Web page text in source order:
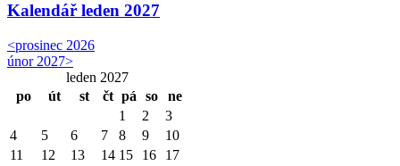
Kalendář leden 2027
<prosinec 2026
únor 2027>
leden 2027
po
út st čt pá so ne
1 2
3
4
5 6 7 8 9
10
11
12 13 14 15 16
17